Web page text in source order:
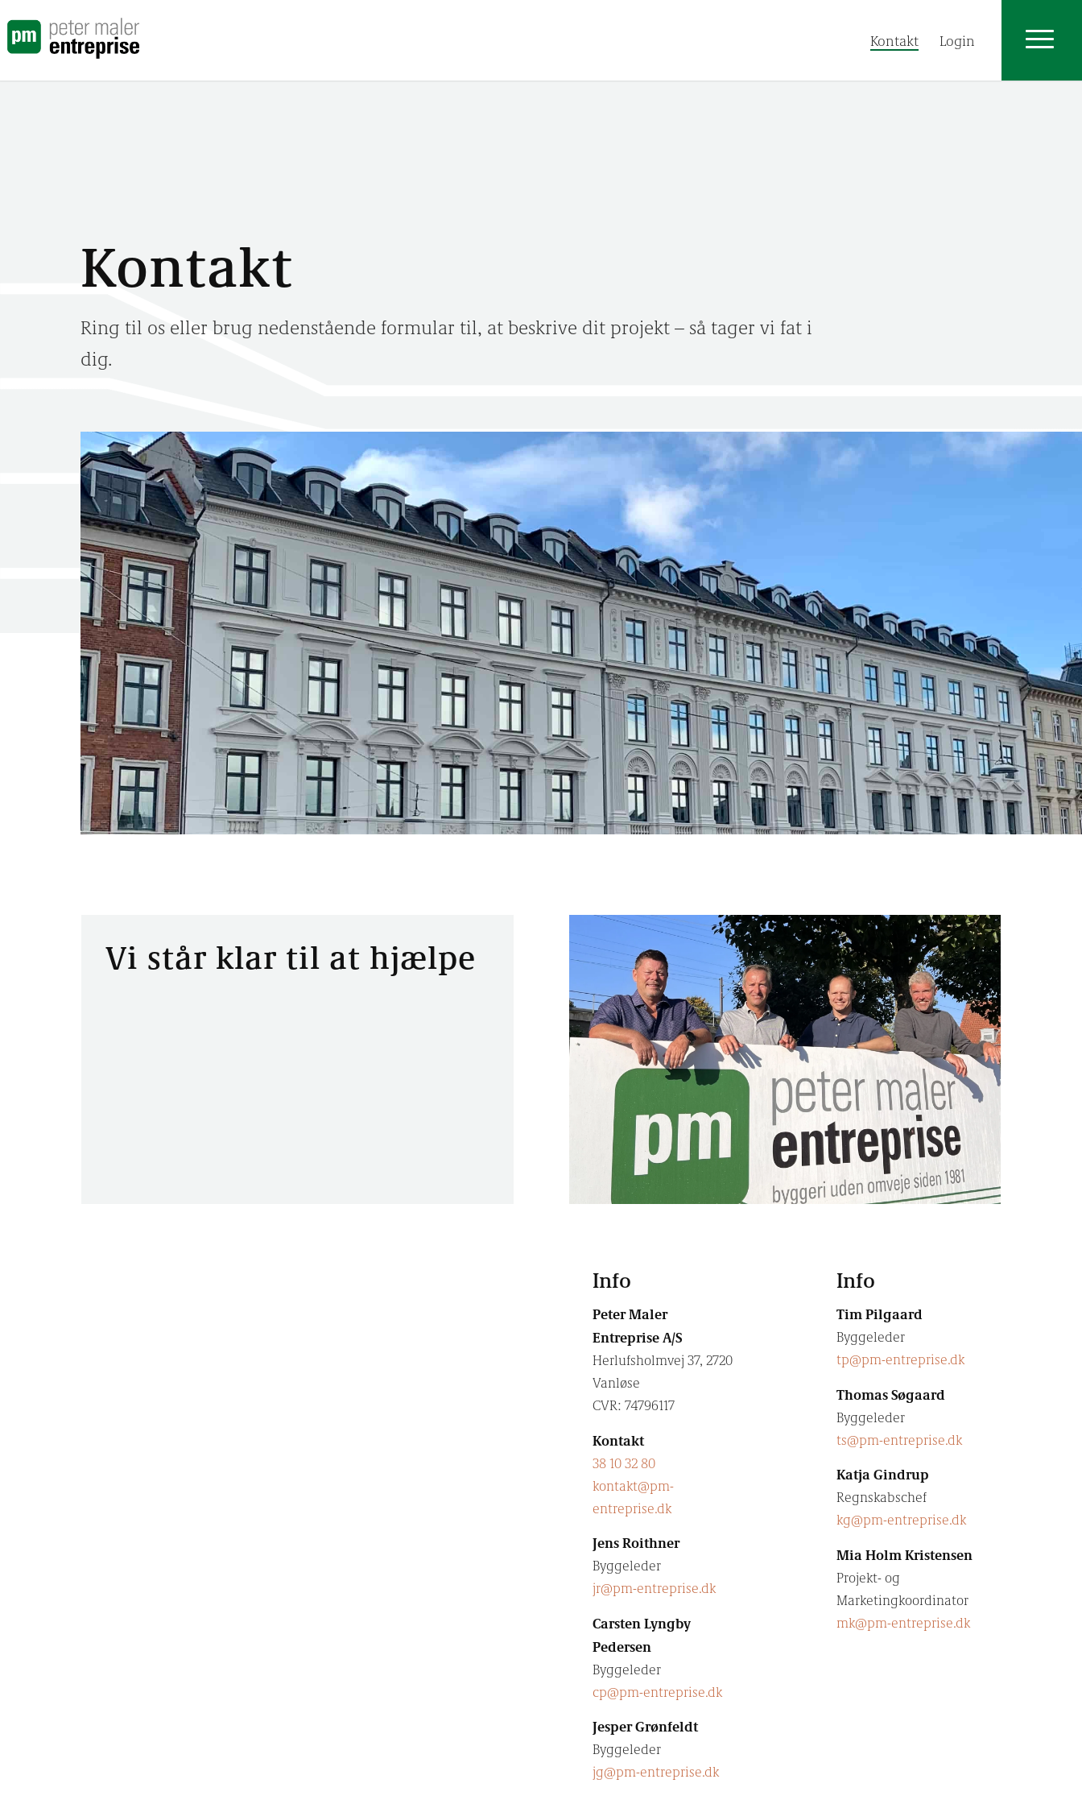
Kontakt Login
Kontakt
Ring til os eller brug nedenstående formular til, at beskrive dit projekt – så tager vi fat i
dig.
Vi står klar til at hjælpe
Info
Peter Maler
Entreprise A/S
Herlufsholmvej 37, 2720
Vanløse
CVR: 74796117
Kontakt
38 10 32 80
kontakt@pm-
entreprise.dk
Jens Roithner
Byggeleder
jr@pm-entreprise.dk
Carsten Lyngby
Pedersen
Byggeleder
cp@pm-entreprise.dk
Jesper Grønfeldt
Byggeleder
jg@pm-entreprise.dk
Info
Tim Pilgaard
Byggeleder
tp@pm-entreprise.dk
Thomas Søgaard
Byggeleder
ts@pm-entreprise.dk
Katja Gindrup
Regnskabschef
kg@pm-entreprise.dk
Mia Holm Kristensen
Projekt- og
Marketingkoordinator
mk@pm-entreprise.dk